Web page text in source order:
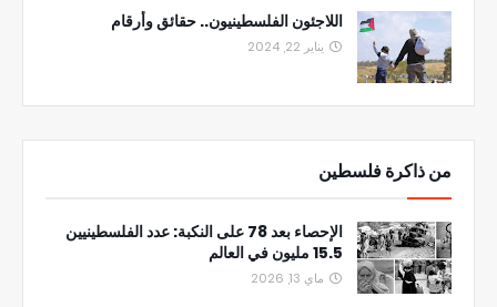
اللاجئون الفلسطينيون.. حقائق وأرقام
يناير 22, 2024
من ذاكرة فلسطين
الإحصاء بعد 78 على النكبة: عدد الفلسطينيين
15.5 مليون في العالم
ماي 13, 2026